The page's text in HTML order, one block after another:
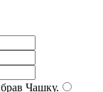
Чашку.